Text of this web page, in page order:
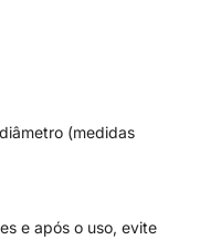
(medidas
e após o uso, evite